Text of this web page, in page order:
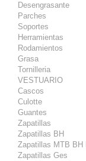
Desengrasante
Parches
Soportes
Herramientas
Rodamientos
Grasa
Tornilleria
VESTUARIO
Cascos
Culotte
Guantes
Zapatillas
Zapatillas BH
Zapatillas MTB BH
Zapatillas Ges